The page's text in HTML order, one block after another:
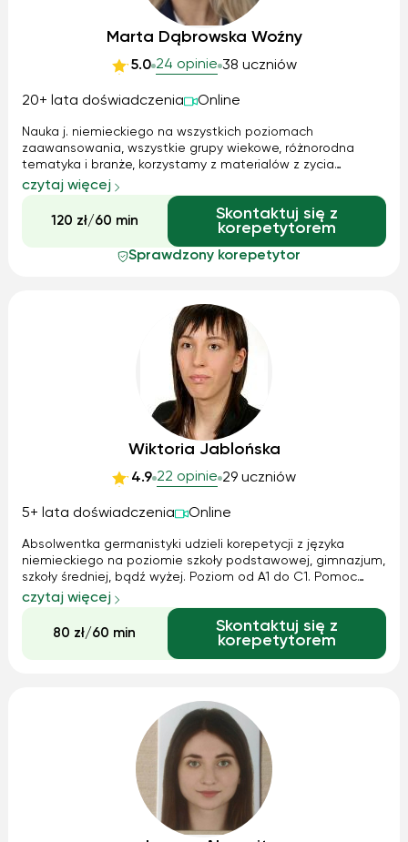
Marta Dąbrowska Woźny
5.0 24 opinie 38 uczniów
20+ lata doświadczenia Online
Nauka j. niemieckiego na wszystkich poziomach
zaawansowania, wszystkie grupy wiekowe, różnorodna
tematyka i branże, korzystamy z materialów z zycia
codziennego, prasy i literatury. Przygotowuję do
egzaminów, certyfikatów, matury, wyjazdów do pracy.
Pomagam w przyswajaniu języka biznesowego, w odra...
czytaj więcej
120 zł/60 min
Skontaktuj się z
korepetytorem
Sprawdzony korepetytor
Wiktoria Jablońska
4.9 22 opinie 29 uczniów
5+ lata doświadczenia Online
Absolwentka germanistyki udzieli korepetycji z języka
niemieckiego na poziomie szkoły podstawowej, gimnazjum,
szkoły średniej, bądź wyżej. Poziom od A1 do C1. Pomoc
również w pisaniu różnego rodzaju wypracowań,
prezentacji, itp. Posiadam Certyfikat Goethe Institut na
poziomie C1. Serdecznie zapraszam!
czytaj więcej
80 zł/60 min
Skontaktuj się z
korepetytorem